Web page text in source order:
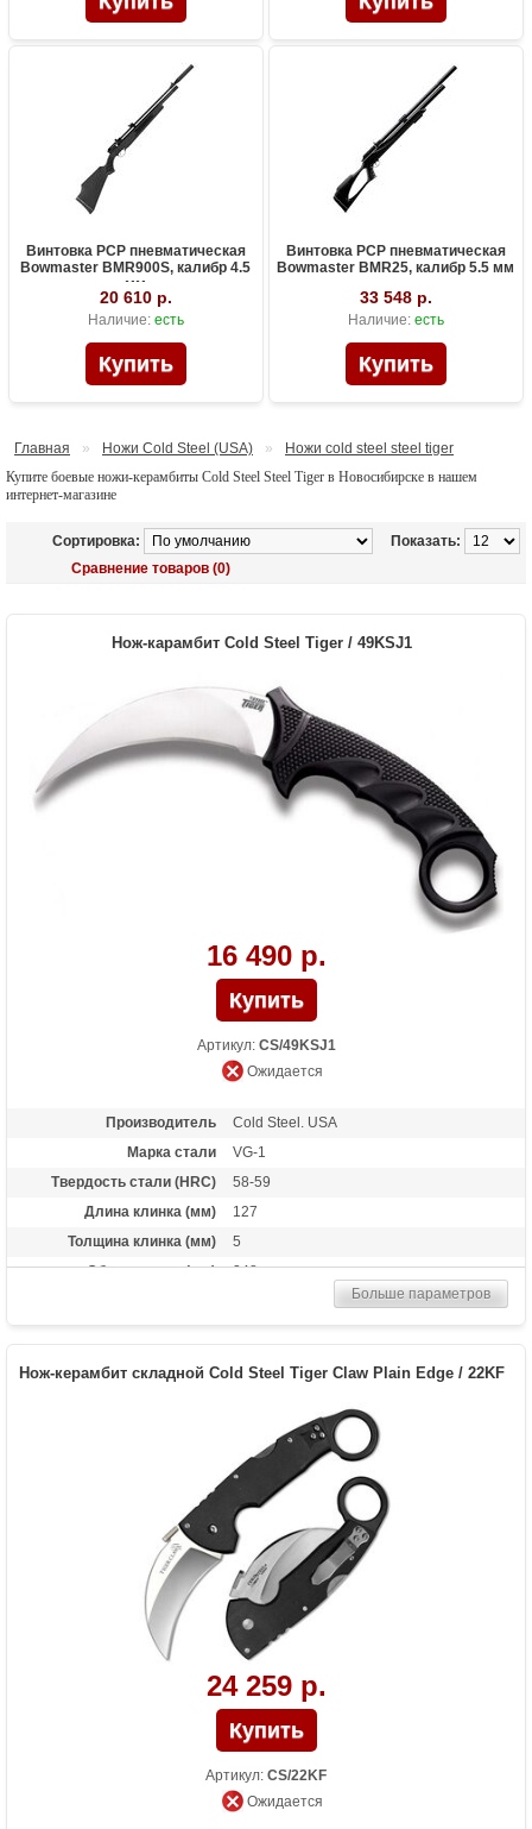
Винтовка PCP пневматическая
Bowmaster BMR900S, калибр 4.5
мм
20 610 р.
Наличие: есть
Винтовка PCP пневматическая
Bowmaster BMR25, калибр 5.5 мм
33 548 р.
Наличие: есть
Главная » Ножи Cold Steel (USA) »
Ножи cold steel steel tiger
Купите боевые ножи-керамбиты Cold Steel Steel Tiger в Новосибирске в нашем
интернет-магазине
Показать:
Сортировка:
Сравнение товаров (0)
Нож-карамбит Cold Steel Tiger / 49KSJ1
16 490 р.
Артикул: CS/49KSJ1
Ожидается
Производитель
Cold Steel. USA
Марка стали
VG-1
Твердость стали (HRC)
58-59
Длина клинка (мм)
127
Толщина клинка (мм)
5
Общая длина (мм)
248
Вес (гр)
155
Больше параметров
Нож-керамбит складной Cold Steel Tiger Claw Plain Edge / 22KF
24 259 р.
Артикул: CS/22KF
Ожидается